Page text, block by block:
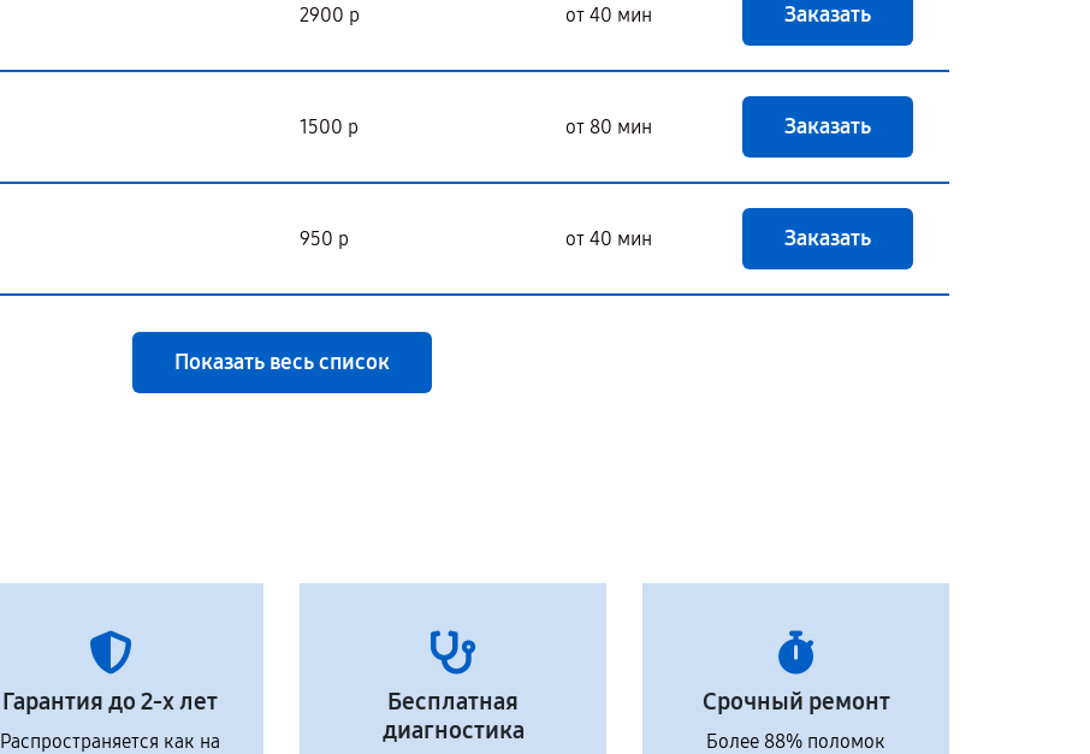
2900 р от 40 мин Заказать
1500 р от 80 мин Заказать
950 р от 40 мин Заказать
Показать весь список
Гарантия до 2-х лет
Распространяется как на
Бесплатная
диагностика
Срочный ремонт
Более 88% поломок